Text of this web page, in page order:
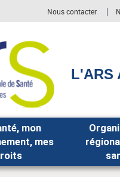
Nous contacter
L'ARS
mon
mes